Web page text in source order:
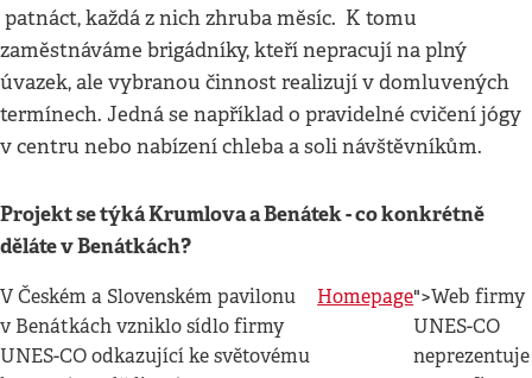
patnáct, každá z nich zhruba měsíc. K tomu
zaměstnáváme brigádníky, kteří nepracují na plný
úvazek, ale vybranou činnost realizují v domluvených
termínech. Jedná se například o pravidelné cvičení jógy
v centru nebo nabízení chleba a soli návštěvníkům.
Projekt se týká Krumlova a Benátek - co konkrétně
děláte v Benátkách?
V Českém a Slovenském pavilonu
v Benátkách vzniklo sídlo firmy
UNES-CO odkazující ke světovému
Homepage">Web firmy
UNES-CO
neprezentuje